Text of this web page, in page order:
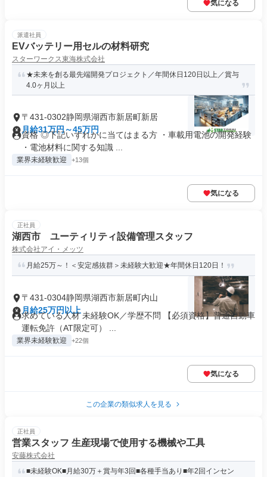
気になる
派遣社員
EVバッテリー用セルの材料研究
スターワークス東海株式会社
★未来を創る最先端開発プロジェクト／年間休日120日以上／賞与
4.0ヶ月以上
〒431-0302静岡県湖西市新居町新居
月給31万円～45万円
資格 ◎下記いずれかに当てはまる方 ・車載用電池の開発経験
・電池材料に関する知識 ...
業界未経験歓迎 +13個
気になる
正社員
湖西市 ユーティリティ設備管理スタッフ
株式会社アイ・メッツ
月給25万～！＜安定感抜群＞未経験大歓迎★年間休日120日！
〒431-0304静岡県湖西市新居町内山
月給25万円以上
求めている人材 未経験OK／学歴不問 【必須資格】普通自動車
運転免許（AT限定可） ...
業界未経験歓迎 +22個
気になる
この企業の類似求人を見る
正社員
営業スタッフ 生産現場で使用する機械や工具
安藤株式会社
■未経験OK■月給30万＋賞与年3回■各種手当あり■年2回インセン